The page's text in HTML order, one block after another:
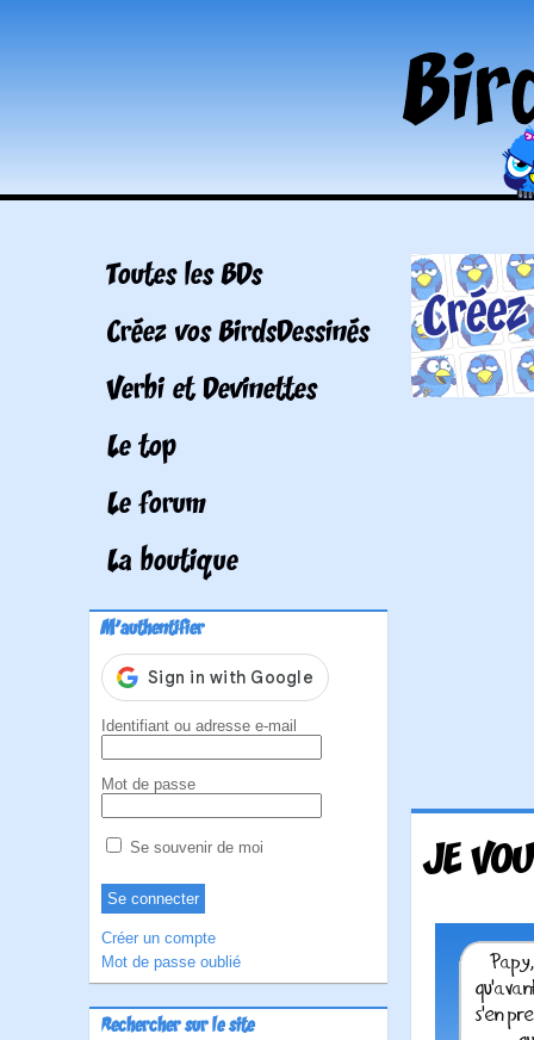
Toutes les BDs
Créez vos BirdsDessinés
Verbi et Devinettes
Le top
Le forum
La boutique
M'authentifier
Identifiant ou adresse e-mail
Mot de passe
Se souvenir de moi
Créer un compte
Mot de passe oublié
Rechercher sur le site
JE